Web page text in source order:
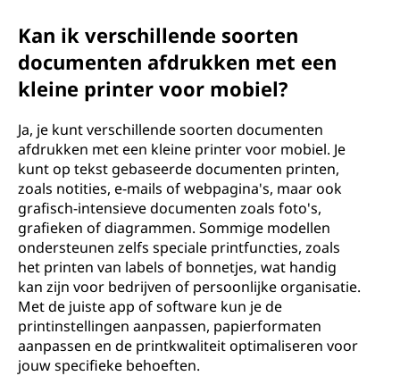
Kan ik verschillende soorten
documenten afdrukken met een
kleine printer voor mobiel?
Ja, je kunt verschillende soorten documenten
afdrukken met een kleine printer voor mobiel. Je
kunt op tekst gebaseerde documenten printen,
zoals notities, e-mails of webpagina's, maar ook
grafisch-intensieve documenten zoals foto's,
grafieken of diagrammen. Sommige modellen
ondersteunen zelfs speciale printfuncties, zoals
het printen van labels of bonnetjes, wat handig
kan zijn voor bedrijven of persoonlijke organisatie.
Met de juiste app of software kun je de
printinstellingen aanpassen, papierformaten
aanpassen en de printkwaliteit optimaliseren voor
jouw specifieke behoeften.